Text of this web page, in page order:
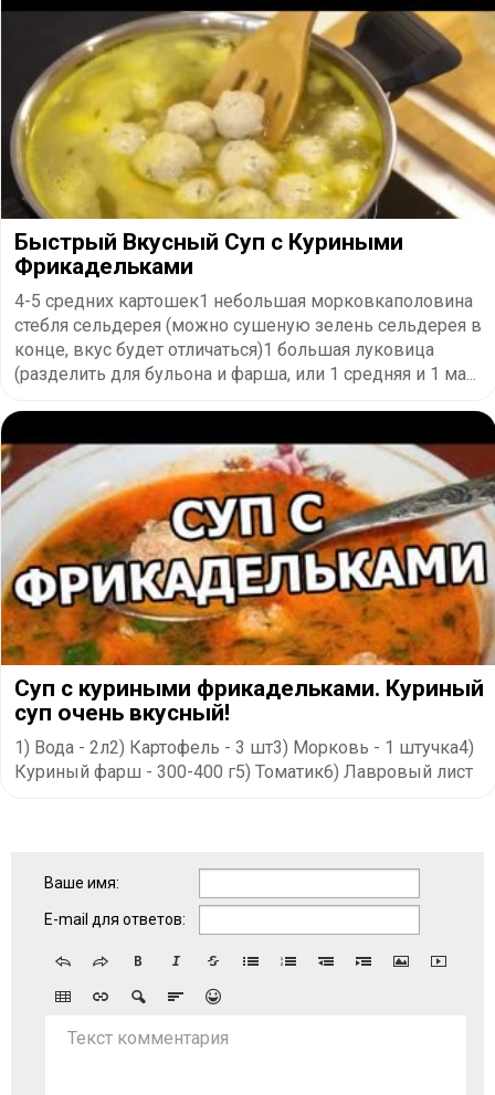
Быстрый Вкусный Суп с Куриными
Фрикадельками
4-5 средних картошек1 небольшая морковкаполовина
стебля сельдерея (можно сушеную зелень сельдерея в
конце, вкус будет отличаться)1 большая луковица
(разделить для бульона и фарша, или 1 средняя и 1 ма...
Суп с куриными фрикадельками. Куриный
суп очень вкусный!
1) Вода - 2л2) Картофель - 3 шт3) Морковь - 1 штучка4)
Куриный фарш - 300-400 г5) Томатик6) Лавровый лист
Ваше имя:
E-mail для ответов:
Текст комментария